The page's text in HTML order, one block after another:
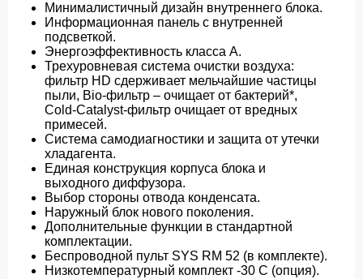
Минималистичный дизайн внутреннего блока.
Информационная панель с внутренней
подсветкой.
Энергоэффективность класса А.
Трехуровневая система очистки воздуха:
фильтр HD сдерживает мельчайшие частицы
пыли, Bio-фильтр – очищает от бактерий*,
Cold-Catalyst-фильтр очищает от вредных
примесей.
Cистема самодиагностики и защита от утечки
хладагента.
Единая конструкция корпуса блока и
выходного диффузора.
Выбор стороны отвода конденсата.
Наружный блок нового поколения.
Дополнительные функции в стандартной
комплектации.
Беспроводной пульт SYS RM 52 (в комплекте).
Низкотемпературный комплект -30 С (опция).